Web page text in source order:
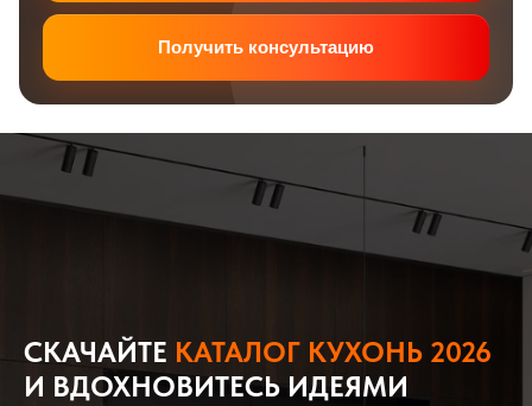
Получить консультацию
СКАЧАЙТЕ КАТАЛОГ КУХОНЬ 2026
И ВДОХНОВИТЕСЬ ИДЕЯМИ